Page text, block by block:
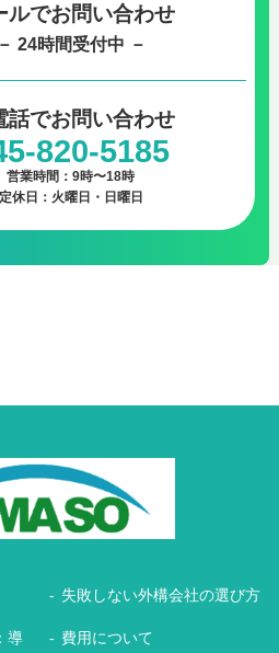
ルでお問い合わせ
－ 24時間受付中 －
話でお問い合わせ
820-5185
営業時間：9時〜18時
定休日：火曜日・日曜日
導
失敗しない外構会社の選び方
費用について